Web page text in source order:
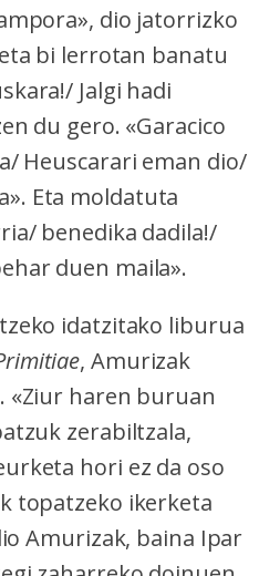
dio jatorrizko
bi lerrotan banatu
Jalgi hadi
du gero. «Garacico
Heuscarari eman dio/
Eta moldatuta
benedika dadila!/
duen maila».
idatzitako liburua
, Amurizak
«Ziur haren buruan
zerabiltzala,
hori ez da oso
topatzeko ikerketa
Amurizak, baina Ipar